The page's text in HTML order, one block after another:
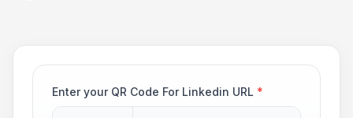
Enter your QR Code For Linkedin URL *